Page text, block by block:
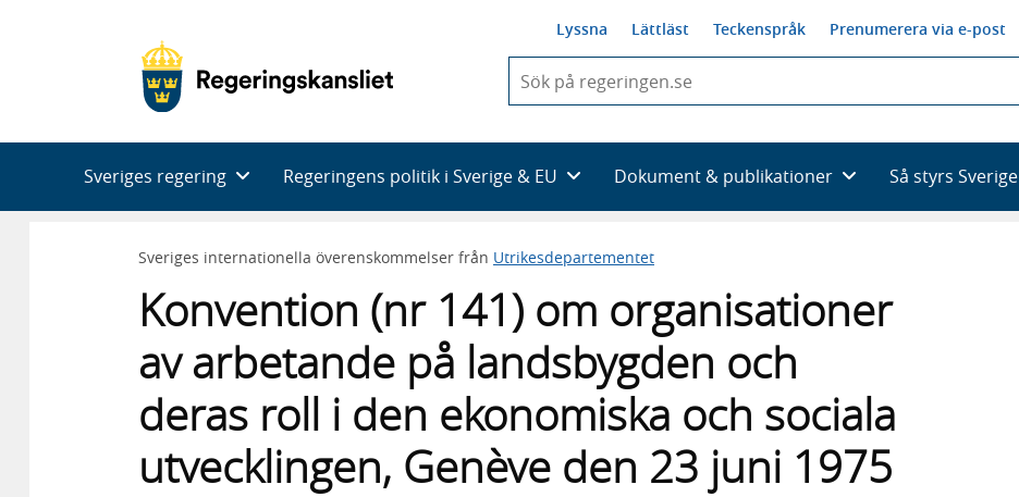
Lyssna Lättläst Teckenspråk Prenumerera via e-post
du
skriva
framträder
en
med
Sveriges regering Regeringens politik i Sverige & EU Dokument & publikationer Så styrs Sverige
Sveriges internationella överenskommelser från Utrikesdepartementet
Konvention (nr 141) om organisationer
av arbetande på landsbygden och
deras roll i den ekonomiska och sociala
utvecklingen, Genève den 23 juni 1975